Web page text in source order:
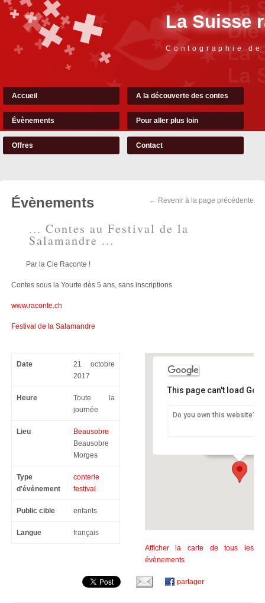
La Suisse
Contographie
Accueil A la découverte des contes
Évènements Pour aller plus loin
Offres Contact
← Revenir à la page précédente
Évènements
... Contes au Festival de la
Salamandre ...
Par la Cie Raconte !
Contes sous la Yourte dès 5 ans, sans inscriptions
www.raconte.ch
Festival de la Salamandre
Date
21 octobre
2017
Heure
Toute la
journée
Lieu
Beausobre
Beausobre
Morges
Type
d'évènement
conterie
festival
Public cible enfants
Langue français
This page can't load
Do you own this website?
Afficher la carte de tous les
évènements
partager